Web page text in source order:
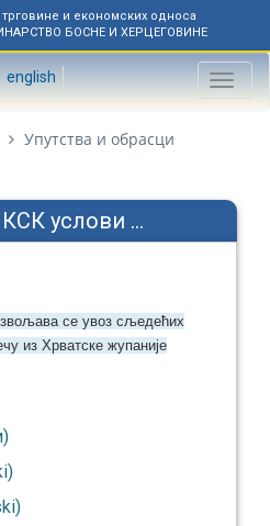
и економских односа
БОСНЕ И ХЕРЦЕГОВИНЕ
english
Toggle
Упутства и обрасци
услови ...
се увоз сљедећих
из Хрватске жупаније